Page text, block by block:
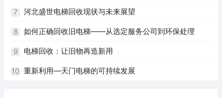
7 河北盛世电梯回收现状与未来展望
8 如何正确回收旧电梯——从选定服务公司到环保处理
9 电梯回收：让旧物再造新用
10 重新利用—天门电梯的可持续发展